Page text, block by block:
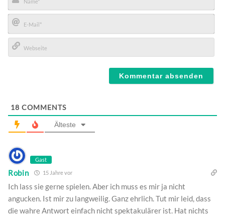
Name*
E-
Mail*
18 COMMENTS
Älteste
Gast
Robin 15 Jahre vor
Ich lass sie gerne spielen. Aber ich muss es mir ja nicht
angucken. Ist mir zu langweilig. Ganz ehrlich. Tut mir leid, dass
die wahre Antwort einfach nicht spektakulärer ist. Hat nichts